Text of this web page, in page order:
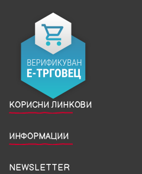
КОРИСНИ ЛИНКОВИ
ИНФОРМАЦИИ
NEWSLETTER